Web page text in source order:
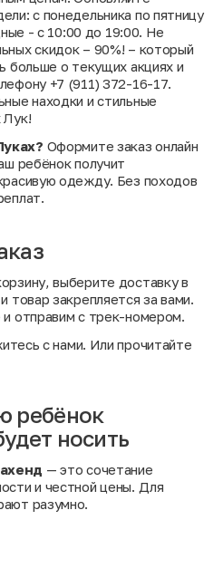
с понедельника по пятницу
- с 10:00 до 19:00. Не
скидок – 90%! – который
больше о текущих акциях и
+7 (911) 372-16-17.
находки и стильные
Лук!
Оформите заказ онлайн
ребёнок получит
одежду. Без походов
выберите доставку в
товар закрепляется за вами.
отправим с трек-номером.
с нами. Илипрочитайте
ребёнок
носить
— это сочетание
и честной цены. Для
разумно.